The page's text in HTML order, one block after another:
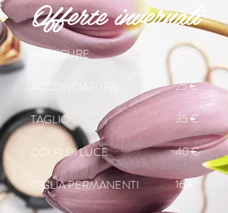
Offerte invernali
MANICURE
ACCONCIATURA
TAGLIO
COLPI DI LUCE
CIGLIA PERMANENTI
18 €
25 €
35 €
40 €
16 €